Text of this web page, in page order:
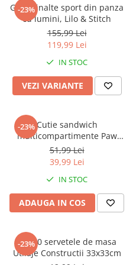
-23%
Ghete inalte sport din panza
cu lumini, Lilo & Stitch
155,99 Lei
119,99 Lei
IN STOC
VEZI VARIANTE
-23%Cutie sandwich
multicompartimente Paw
Patrol Superpowers
51,99 Lei
39,99 Lei
IN STOC
ADAUGA IN COS
-23%
Set 20 servetele de masa
Utilaje Constructii 33x33cm